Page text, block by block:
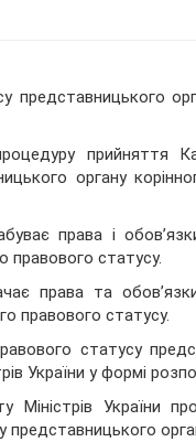
представницького
прийняття
органу
права і
правового статусу.
права та
правового статусу.
статусу
України у формі
України
представницького